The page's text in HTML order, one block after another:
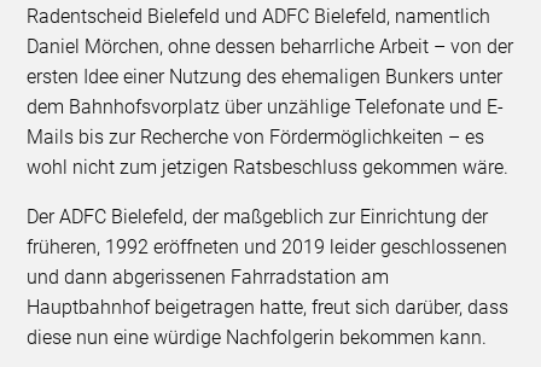
Radentscheid Bielefeld und ADFC Bielefeld, namentlich
Daniel Mörchen, ohne dessen beharrliche Arbeit – von der
ersten Idee einer Nutzung des ehemaligen Bunkers unter
dem Bahnhofsvorplatz über unzählige Telefonate und E-
Mails bis zur Recherche von Fördermöglichkeiten – es
wohl nicht zum jetzigen Ratsbeschluss gekommen wäre.
Der ADFC Bielefeld, der maßgeblich zur Einrichtung der
früheren, 1992 eröffneten und 2019 leider geschlossenen
und dann abgerissenen Fahrradstation am
Hauptbahnhof beigetragen hatte, freut sich darüber, dass
diese nun eine würdige Nachfolgerin bekommen kann.